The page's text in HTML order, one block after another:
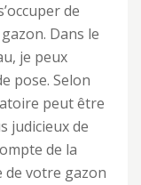
de
Dans le
je peux
pose. Selon
peut être
judicieux de
de la
de votre gazon